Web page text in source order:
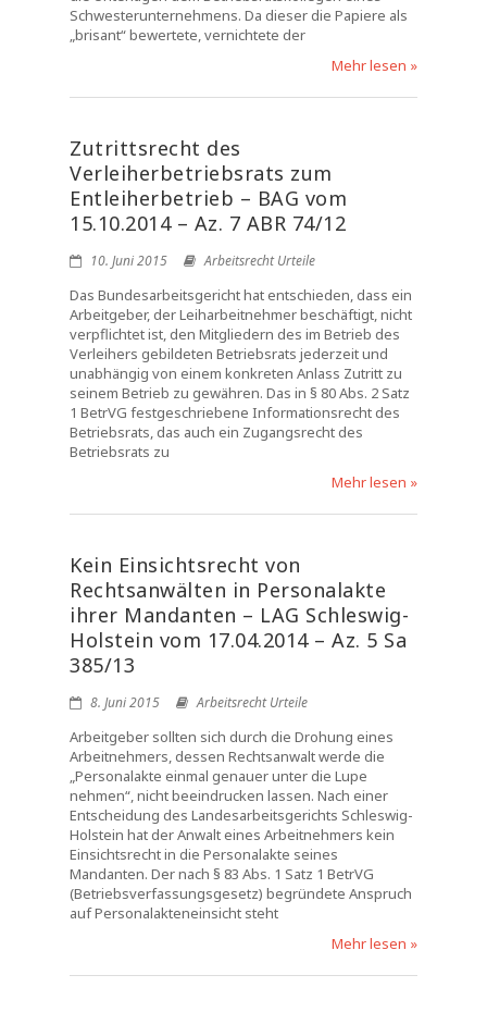
Schwesterunternehmens. Da dieser die Papiere als
„brisant“ bewertete, vernichtete der
Mehr lesen »
Zutrittsrecht des
Verleiherbetriebsrats zum
Entleiherbetrieb – BAG vom
15.10.2014 – Az. 7 ABR 74/12
10. Juni 2015 Arbeitsrecht Urteile
Das Bundesarbeitsgericht hat entschieden, dass ein
Arbeitgeber, der Leiharbeitnehmer beschäftigt, nicht
verpflichtet ist, den Mitgliedern des im Betrieb des
Verleihers gebildeten Betriebsrats jederzeit und
unabhängig von einem konkreten Anlass Zutritt zu
seinem Betrieb zu gewähren. Das in § 80 Abs. 2 Satz
1 BetrVG festgeschriebene Informationsrecht des
Betriebsrats, das auch ein Zugangsrecht des
Betriebsrats zu
Mehr lesen »
Kein Einsichtsrecht von
Rechtsanwälten in Personalakte
ihrer Mandanten – LAG Schleswig-
Holstein vom 17.04.2014 – Az. 5 Sa
385/13
8. Juni 2015 Arbeitsrecht Urteile
Arbeitgeber sollten sich durch die Drohung eines
Arbeitnehmers, dessen Rechtsanwalt werde die
„Personalakte einmal genauer unter die Lupe
nehmen“, nicht beeindrucken lassen. Nach einer
Entscheidung des Landesarbeitsgerichts Schleswig-
Holstein hat der Anwalt eines Arbeitnehmers kein
Einsichtsrecht in die Personalakte seines
Mandanten. Der nach § 83 Abs. 1 Satz 1 BetrVG
(Betriebsverfassungsgesetz) begründete Anspruch
auf Personalakteneinsicht steht
Mehr lesen »